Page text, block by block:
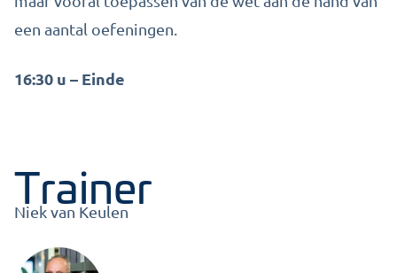
een aantal oefeningen.
16:30 u – Einde
Trainer
Niek van Keulen